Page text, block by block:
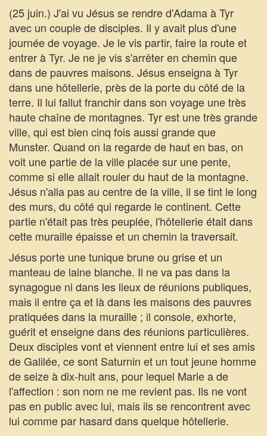
(25 juin.) J'ai vu Jésus se rendre d'Adama à Tyr
avec un couple de disciples. Il y avait plus d'une
journée de voyage. Je le vis partir, faire la route et
entrer à Tyr. Je ne je vis s'arrêter en chemin que
dans de pauvres maisons. Jésus enseigna à Tyr
dans une hôtellerie, près de la porte du côté de la
terre. Il lui fallut franchir dans son voyage une très
haute chaîne de montagnes. Tyr est une très grande
ville, qui est bien cinq fois aussi grande que
Munster. Quand on la regarde de haut en bas, on
voit une partie de la ville placée sur une pente,
comme si elle allait rouler du haut de la montagne.
Jésus n'alla pas au centre de la ville, il se tint le long
des murs, du côté qui regarde le continent. Cette
partie n'était pas très peuplée, l'hôtellerie était dans
cette muraille épaisse et un chemin la traversait.
Jésus porte une tunique brune ou grise et un
manteau de laine blanche. Il ne va pas dans la
synagogue ni dans les lieux de réunions publiques,
mais il entre ça et là dans les maisons des pauvres
pratiquées dans la muraille ; il console, exhorte,
guérit et enseigne dans des réunions particulières.
Deux disciples vont et viennent entre lui et ses amis
de Galilée, ce sont Saturnin et un tout jeune homme
de seize à dix-huit ans, pour lequel Marie a de
l'affection : son nom ne me revient pas. Ils ne vont
pas en public avec lui, mais ils se rencontrent avec
lui comme par hasard dans quelque hôtellerie.